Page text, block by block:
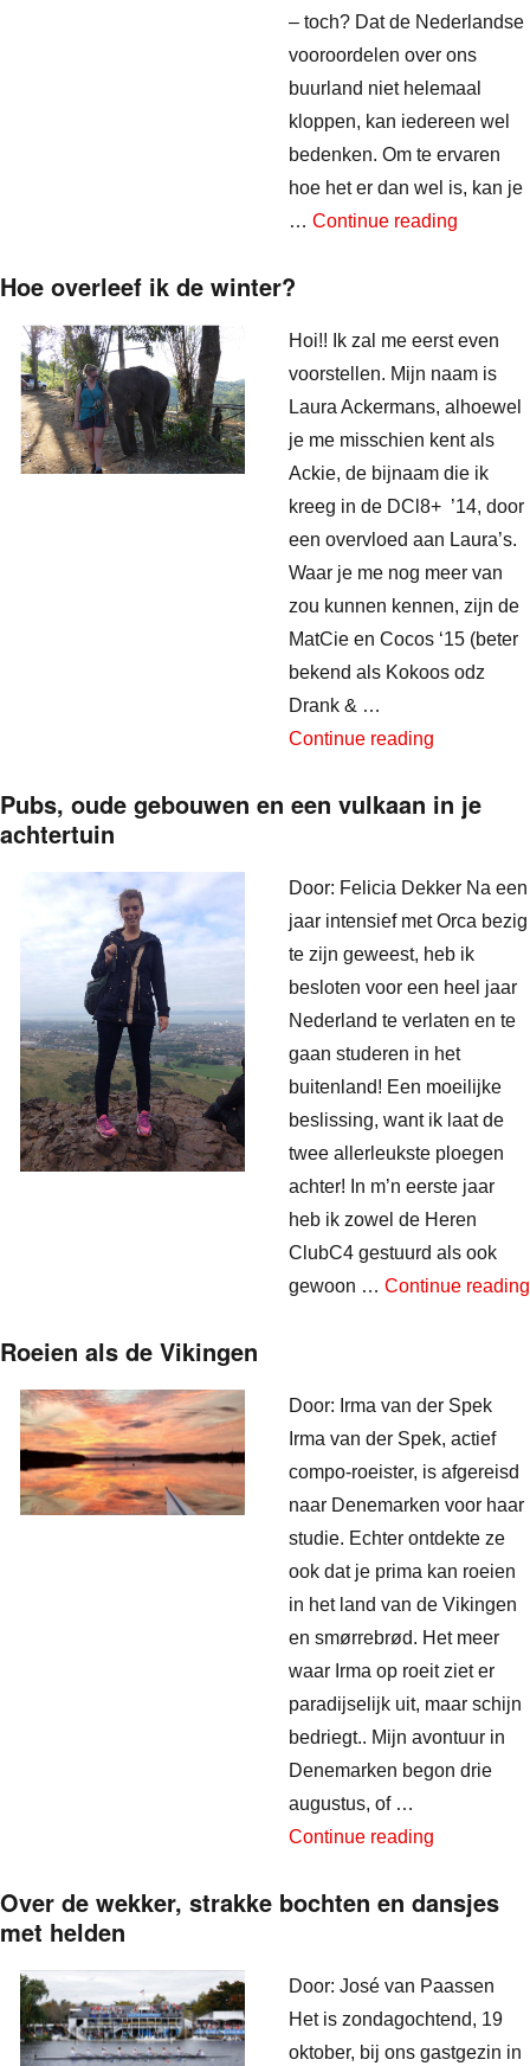
– toch? Dat de Nederlandse
vooroordelen over ons
buurland niet helemaal
kloppen, kan iedereen wel
bedenken. Om te ervaren
hoe het er dan wel is, kan je
… Continue reading
Hoe overleef ik de winter?
Hoi!! Ik zal me eerst even
voorstellen. Mijn naam is
Laura Ackermans, alhoewel
je me misschien kent als
Ackie, de bijnaam die ik
kreeg in de DCl8+ ’14, door
een overvloed aan Laura’s.
Waar je me nog meer van
zou kunnen kennen, zijn de
MatCie en Cocos ‘15 (beter
bekend als Kokoos odz
Drank & …
Continue reading
Pubs, oude gebouwen en een vulkaan in je
achtertuin
Door: Felicia Dekker Na een
jaar intensief met Orca bezig
te zijn geweest, heb ik
besloten voor een heel jaar
Nederland te verlaten en te
gaan studeren in het
buitenland! Een moeilijke
beslissing, want ik laat de
twee allerleukste ploegen
achter! In m’n eerste jaar
heb ik zowel de Heren
ClubC4 gestuurd als ook
gewoon … Continue reading
Roeien als de Vikingen
Door: Irma van der Spek
Irma van der Spek, actief
compo-roeister, is afgereisd
naar Denemarken voor haar
studie. Echter ontdekte ze
ook dat je prima kan roeien
in het land van de Vikingen
en smørrebrød. Het meer
waar Irma op roeit ziet er
paradijselijk uit, maar schijn
bedriegt.. Mijn avontuur in
Denemarken begon drie
augustus, of …
Continue reading
Over de wekker, strakke bochten en dansjes
met helden
Door: José van Paassen
Het is zondagochtend, 19
oktober, bij ons gastgezin in